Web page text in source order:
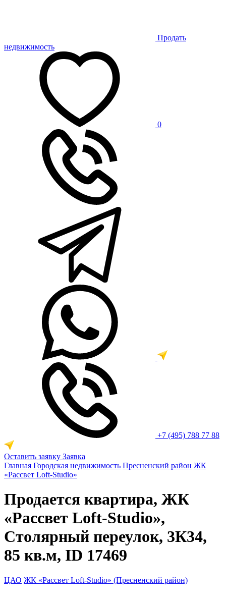
Продать
недвижимость
0
+7 (495) 788 77 88
Оставить заявку Заявка
Главная Городская недвижимость Пресненский район ЖК
«Рассвет Loft-Studio»
Продается квартира, ЖК
«Рассвет Loft-Studio»,
Столярный переулок, 3К34,
85 кв.м, ID 17469
ЦАО ЖК «Рассвет Loft-Studio» (Пресненский район)